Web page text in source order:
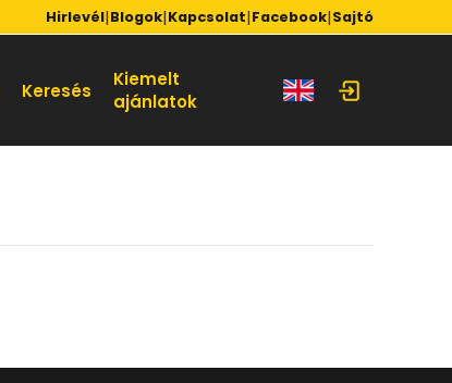
Hirlevél|Blogok|Kapcsolat|Facebook|Sajtó
Keresés
Kiemelt
ajánlatok